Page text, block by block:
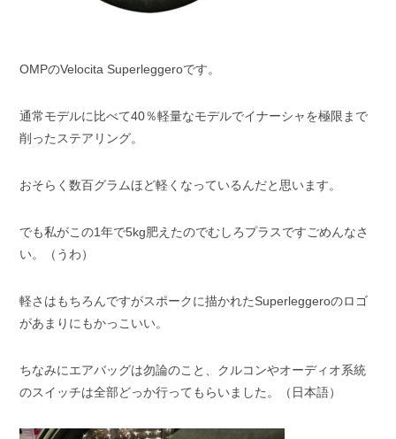
OMPのVelocita Superleggeroです。
通常モデルに比べて40％軽量なモデルでイナーシャを極限まで
削ったステアリング。
おそらく数百グラムほど軽くなっているんだと思います。
でも私がこの1年で5kg肥えたのでむしろプラスですごめんなさ
い。（うわ）
軽さはもちろんですがスポークに描かれたSuperleggeroのロゴ
があまりにもかっこいい。
ちなみにエアバッグは勿論のこと、クルコンやオーディオ系統
のスイッチは全部どっか行ってもらいました。（日本語）